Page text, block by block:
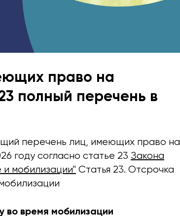
право на
полный перечень в
перечень лиц, имеющих право на
году согласно статье 23 Закона
мобилизации" Статья 23. Отсрочка
во время мобилизации